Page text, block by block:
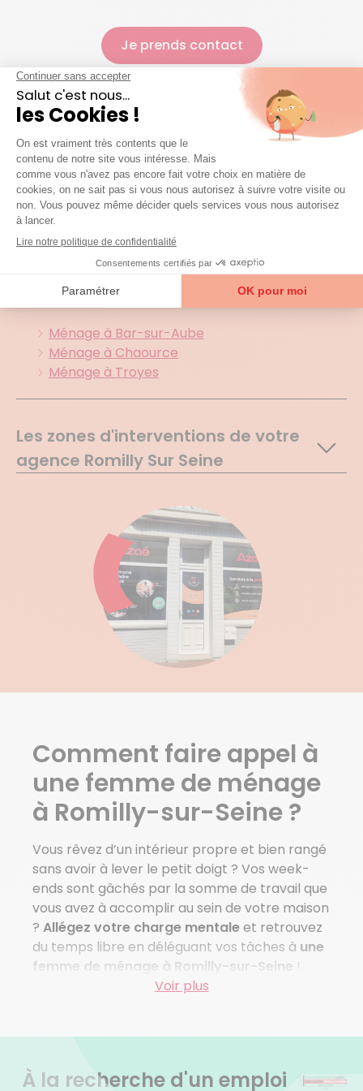
Je prends contact
1901 avis certifiés
Agences et zones
d'interventions
Toutes nos agences présentes
dans le10 (Aube)
Ménage à Bar-sur-Aube
Ménage à Chaource
Ménage à Troyes
Les zones d'interventions de votre
agence Romilly Sur Seine
La Fosse Corduan
Ossey Les Trois Maisons
Pars Les Romilly
Romilly Sur Seine
St Hilaire Sous Romilly
St Loup De Buffigny
St Martin De Bossenay
Chauchigny
Etrelles Sur Aube
Les Grandes Chapelles
Longueville Sur Aube
Mesgrigny
Voir plus de villes
Comment faire appel à
une femme de ménage
à Romilly-sur-Seine ?
Vous rêvez d’un intérieur propre et bien rangé
sans avoir à lever le petit doigt ? Vos week-
ends sont gâchés par la somme de travail que
vous avez à accomplir au sein de votre maison
? Allégez votre charge mentaleet retrouvez
du temps libre en déléguant vos tâches à une
femme de ménage à Romilly-sur-Seine !
Le temps passe vite et le consacrer à
goût de tous. Si vous voulez avoir plus de
culpabiliser de laisser votre espace de vie en
Voir plus
À la recherche d'un emploi